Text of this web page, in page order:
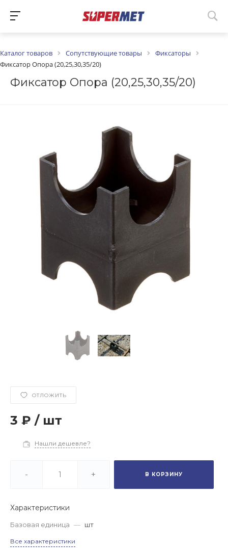
Каталог товаров Сопутствующие товары
Фиксаторы
Фиксатор Опора (20,25,30,35/20)
Фиксатор Опора (20,25,30,35/20)
ОТЛОЖИТЬ
3 ₽ / шт
Нашли дешевле?
- + В КОРЗИНУ
Характеристики
Базовая единица — шт
Все характеристики